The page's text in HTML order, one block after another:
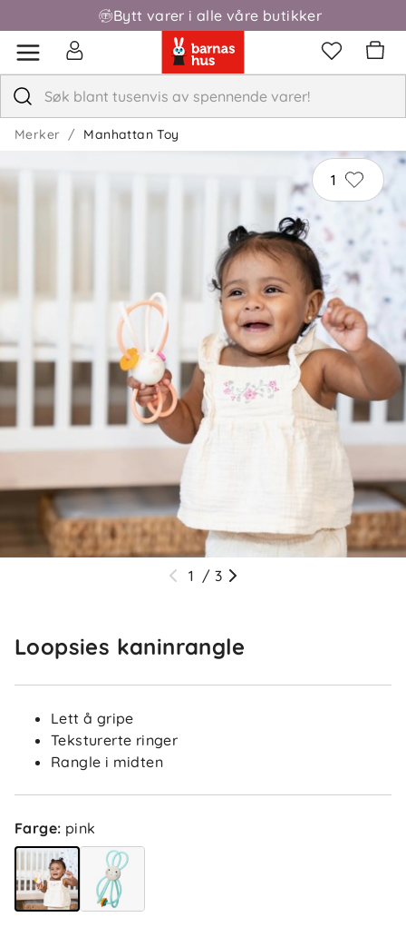
Bytt varer i alle våre butikker
Fri frakt over 1000,-
Merker Manhattan Toy
1
1 / 3
Loopsies kaninrangle
Lett å gripe
Teksturerte ringer
Rangle i midten
Farge: pink